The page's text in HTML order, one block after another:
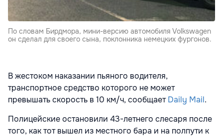
По словам Бирдмора, мини-версию автомобиля Volkswagen
он сделал для своего сына, поклонника немецких фургонов.
В жестоком наказании пьяного водителя,
транспортное средство которого не может
превышать скорость в 10 км/ч, сообщаетDaily Mail.
Полицейские остановили 43-летнего слесаря после
того, как тот вышел из местного бара и на полпути к